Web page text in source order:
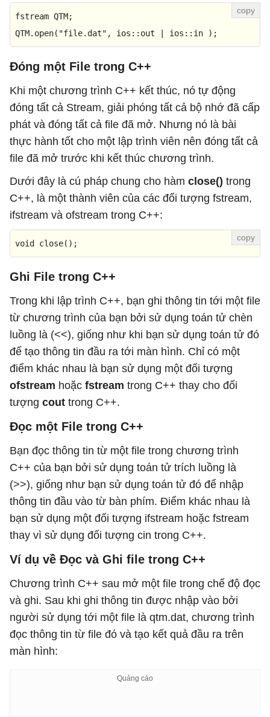
fstream QTM;
QTM. open( "file.dat" , ios::out | ios::in );
Đóng một File trong C++
Khi một chương trình C++ kết thúc, nó tự động
đóng tất cả Stream, giải phóng tất cả bộ nhớ đã cấp
phát và đóng tất cả file đã mở. Nhưng nó là bài
thực hành tốt cho một lập trình viên nên đóng tất cả
file đã mở trước khi kết thúc chương trình.
Dưới đây là cú pháp chung cho hàm close() trong
C++, là một thành viên của các đối tượng fstream,
ifstream và ofstream trong C++:
void close() ;
Ghi File trong C++
Trong khi lập trình C++, bạn ghi thông tin tới một file
từ chương trình của bạn bởi sử dụng toán tử chèn
luồng là (<<), giống như khi bạn sử dụng toán tử đó
để tạo thông tin đầu ra tới màn hình. Chỉ có một
điểm khác nhau là bạn sử dụng một đối tượng
ofstream hoặc fstream trong C++ thay cho đối
tượng cout trong C++.
Đọc một File trong C++
Bạn đọc thông tin từ một file trong chương trình
C++ của bạn bởi sử dụng toán tử trích luồng là
(>>), giống như bạn sử dụng toán tử đó để nhập
thông tin đầu vào từ bàn phím. Điểm khác nhau là
bạn sử dụng một đối tượng ifstream hoặc fstream
thay vì sử dụng đối tượng cin trong C++.
Ví dụ về Đọc và Ghi file trong C++
Chương trình C++ sau mở một file trong chế độ đọc
và ghi. Sau khi ghi thông tin được nhập vào bởi
người sử dụng tới một file là qtm.dat, chương trình
đọc thông tin từ file đó và tạo kết quả đầu ra trên
màn hình: